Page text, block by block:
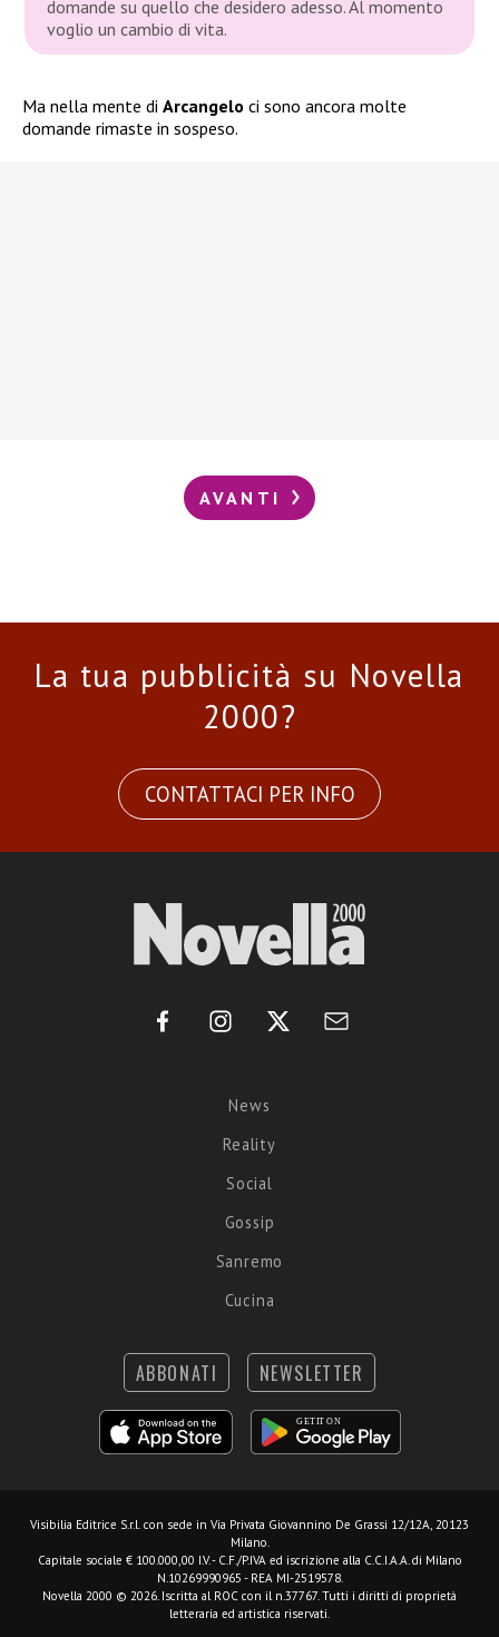
domande su quello che desidero adesso. Al momento
voglio un cambio di vita.
Ma nella mente di Arcangelo ci sono ancora molte
domande rimaste in sospeso.
AVANTI
La tua pubblicità su Novella
2000?
CONTATTACI PER INFO
News
Reality
Social
Gossip
Sanremo
Cucina
ABBONATI NEWSLETTER
Visibilia Editrice S.r.l. con sede in Via Privata Giovannino De Grassi 12/12A, 20123
Milano.
Capitale sociale € 100.000,00 I.V. - C.F./P.IVA ed iscrizione alla C.C.I.A.A. di Milano
N.10269990965 - REA MI-2519578.
Novella 2000 © 2026. Iscritta al ROC con il n.37767. Tutti i diritti di proprietà
letteraria ed artistica riservati.